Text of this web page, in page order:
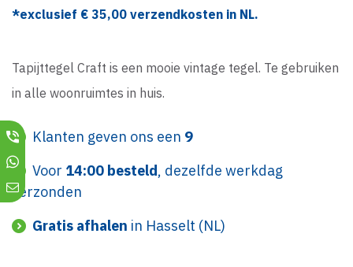
*exclusief € 35,00 verzendkosten in NL.
Tapijttegel Craft is een mooie vintage tegel. Te gebruiken
in alle woonruimtes in huis.
Klanten geven ons een 9
Voor 14:00 besteld, dezelfde werkdag
verzonden
Gratis afhalen in Hasselt (NL)